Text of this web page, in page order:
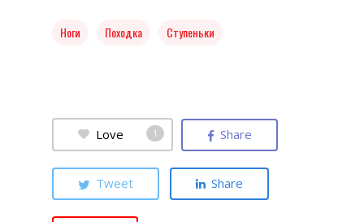
Ноги Походка Ступеньки
Love 1 Share
Tweet Share